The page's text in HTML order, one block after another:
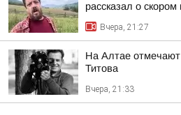
рассказал о
Вчера, 21:27
На Алтае
Титова
Вчера, 21:33